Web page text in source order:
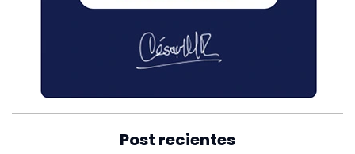
Post recientes